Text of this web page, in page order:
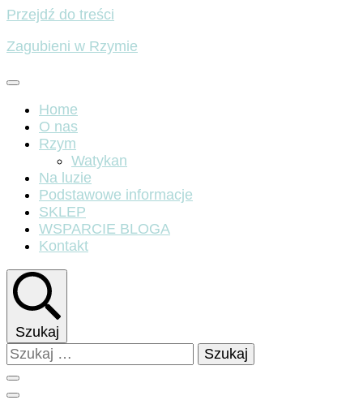
Przejdź do treści
Zagubieni w Rzymie
Home
O nas
Rzym
Watykan
Na luzie
Podstawowe informacje
SKLEP
WSPARCIE BLOGA
Kontakt
Szukaj
Szukaj: